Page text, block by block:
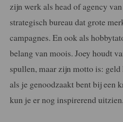
zijn werk als head of agency
strategisch bureau dat grote
campagnes. En ook als
belang van moois. Joey houdt
spullen, maar zijn motto is:
als je genoodzaakt bent bij een
kun je er nog inspirerend